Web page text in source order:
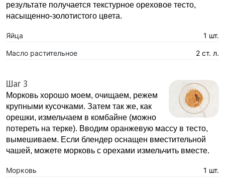
результате получается текстурное ореховое тесто,
насыщенно-золотистого цвета.
Яйца 1 шт.
Масло растительное 2 ст. л.
Шаг 3
Морковь хорошо моем, очищаем, режем
крупными кусочками. Затем так же, как
орешки, измельчаем в комбайне (можно
потереть на терке). Вводим оранжевую массу в тесто,
вымешиваем. Если блендер оснащен вместительной
чашей, можете морковь с орехами измельчить вместе.
Морковь 1 шт.